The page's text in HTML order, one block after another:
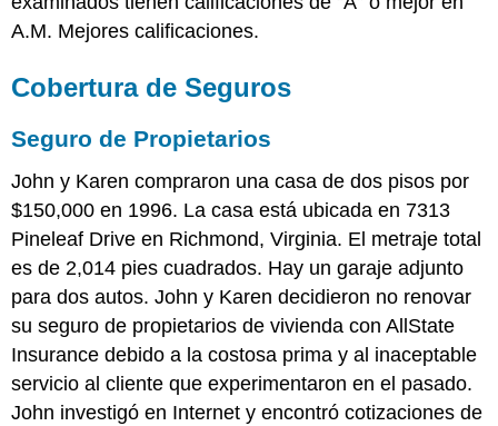
A.M. Mejores calificaciones.
Cobertura de Seguros
Seguro de Propietarios
John y Karen compraron una casa de dos pisos por
$150,000 en 1996. La casa está ubicada en 7313
Pineleaf Drive en Richmond, Virginia. El metraje total
es de 2,014 pies cuadrados. Hay un garaje adjunto
para dos autos. John y Karen decidieron no renovar
su seguro de propietarios de vivienda con AllState
Insurance debido a la costosa prima y al inaceptable
servicio al cliente que experimentaron en el pasado.
John investigó en Internet y encontró cotizaciones de